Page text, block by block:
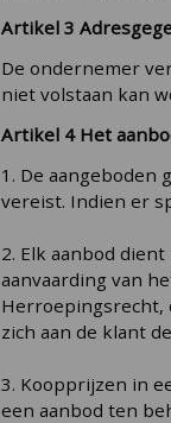
Artikel 3
De ondernemer
niet volstaan kan
Artikel 4 Het
1. De aangeboden
vereist. Indien er
2. Elk aanbod
aanvaarding van
Herroepingsrecht,
zich aan de klant
3. Koopprijzen in
een aanbod ten